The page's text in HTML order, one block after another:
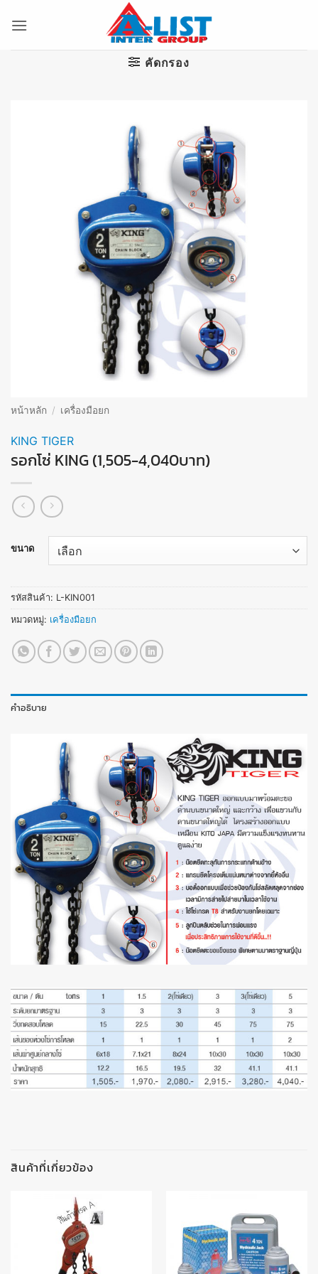
คัดกรอง
หน้าหลัก / เครื่องมือยก
KING TIGER
รอกโซ่ KING (1,505-4,040บาท)
ขนาด
รหัสสินค้า: L-KIN001
หมวดหมู่: เครื่องมือยก
คำอธิบาย
สินค้าที่เกี่ยวข้อง